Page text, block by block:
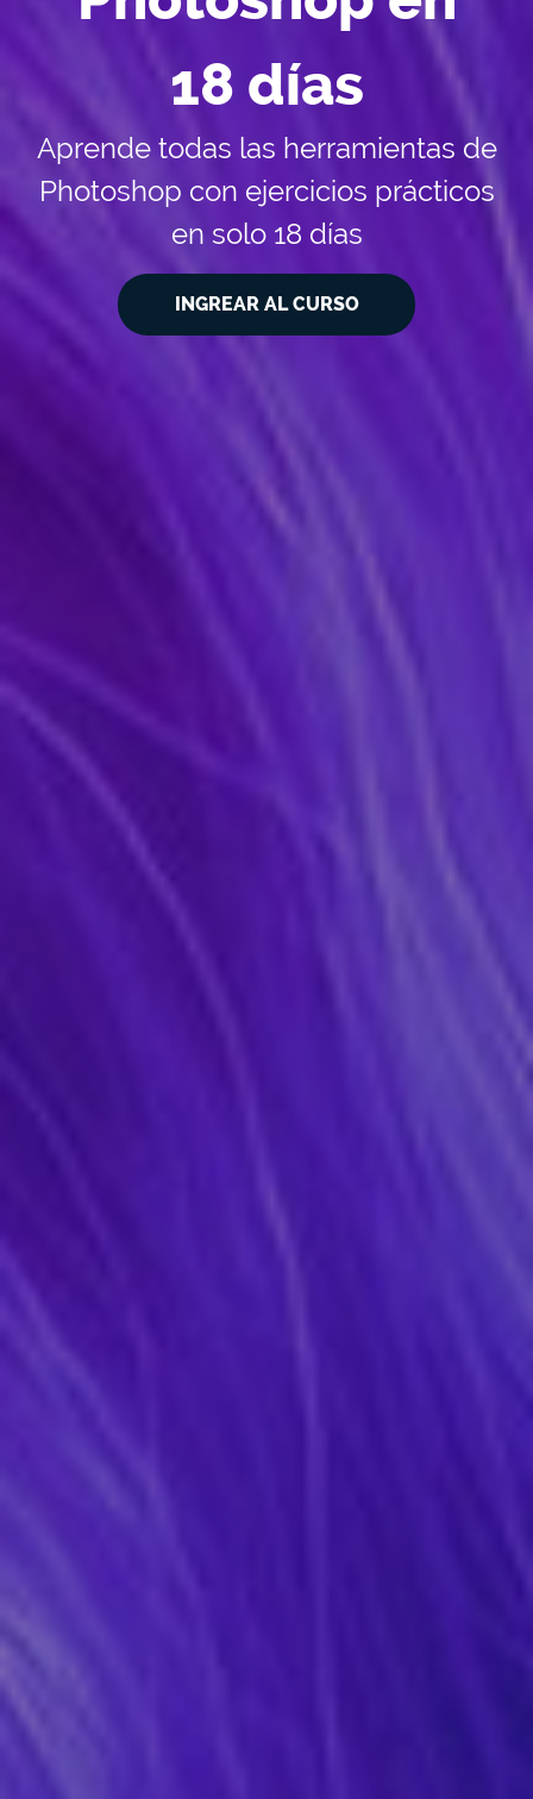
18 días
Aprende todas las herramientas de
Photoshop con ejercicios prácticos
en solo 18 días
INGREAR AL CURSO